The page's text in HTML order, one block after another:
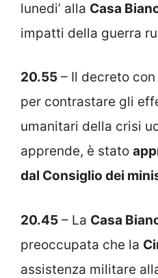
lunedi’ alla Casa
impatti della guerra
20.55 – Il decreto con
per contrastare gli
umanitari della crisi
apprende, è stato
dal Consiglio dei
20.45 – La Casa
preoccupata che la
assistenza militare